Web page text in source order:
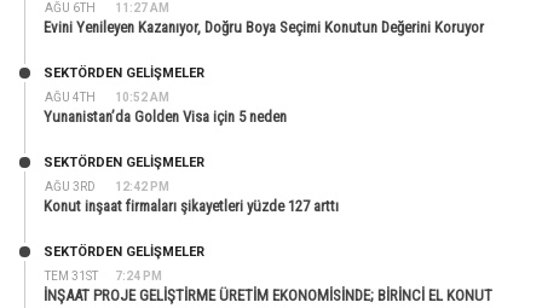
AĞU 6TH 11:27 AM
Evini Yenileyen Kazanıyor, Doğru Boya Seçimi Konutun Değerini Koruyor
AĞU 4TH 10:52 AM
SEKTÖRDEN GELIŞMELER
Yunanistan’da Golden Visa için 5 neden
AĞU 3RD 12:42 PM
SEKTÖRDEN GELIŞMELER
Konut inşaat firmaları şikayetleri yüzde 127 arttı
TEM 31ST 7:24 PM
SEKTÖRDEN GELIŞMELER
İNŞAAT PROJE GELİŞTİRME ÜRETİM EKONOMİSİNDE; BİRİNCİ EL KONUT